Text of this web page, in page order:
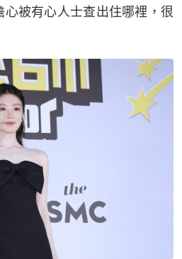
被有心人士查出住哪裡，很